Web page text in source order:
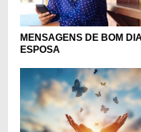
MENSAGENS DE BOM
ESPOSA